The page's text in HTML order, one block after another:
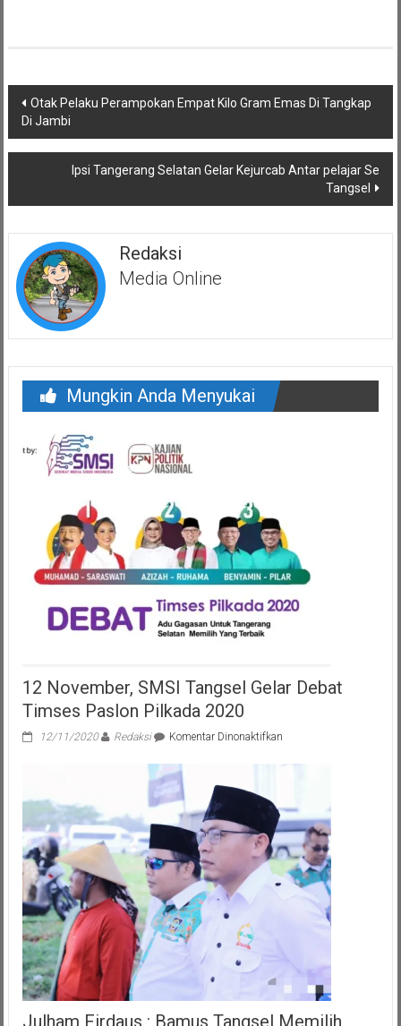
Navigasi
pos
Otak Pelaku Perampokan Empat Kilo Gram Emas Di Tangkap
Di Jambi
Ipsi Tangerang Selatan Gelar Kejurcab Antar pelajar Se
Tangsel
Redaksi
Media Online
Mungkin Anda Menyukai
12 November, SMSI Tangsel Gelar Debat
Timses Paslon Pilkada 2020
12/11/2020 Redaksi Komentar Dinonaktifkanpada
Gelar
Debat
Timses
Paslon
Pilkada